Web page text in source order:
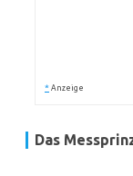
* Anzeige
Das